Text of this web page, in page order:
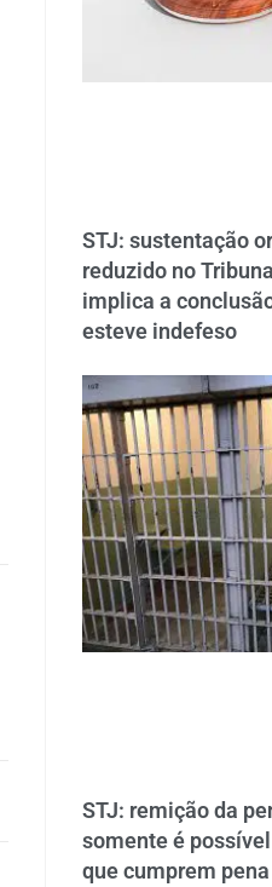
STJ: sustentação
reduzido no
implica a
esteve indefeso
STJ: remição da
somente é
que cumprem